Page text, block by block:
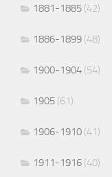
1881-1885 (42)
1886-1899 (48)
1900-1904 (54)
1905 (61)
1906-1910 (41)
1911-1916 (40)